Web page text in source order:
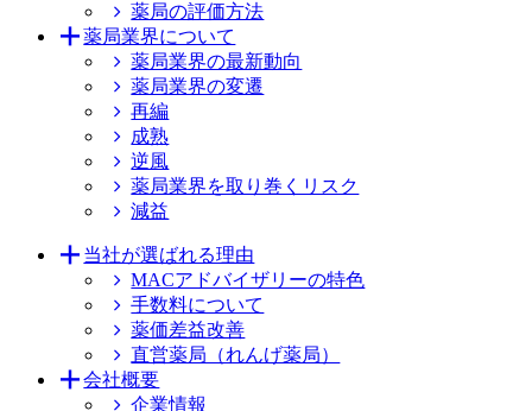
薬局の評価方法
薬局業界について
薬局業界の最新動向
薬局業界の変遷
再編
成熟
逆風
薬局業界を取り巻くリスク
減益
当社が選ばれる理由
MACアドバイザリーの特色
手数料について
薬価差益改善
直営薬局（れんげ薬局）
会社概要
企業情報